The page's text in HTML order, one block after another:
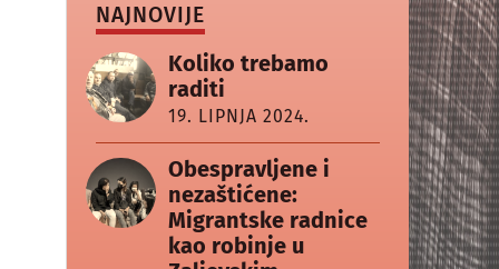
NAJNOVIJE
Koliko trebamo
raditi
19. LIPNJA 2024.
Obespravljene i
nezaštićene:
Migrantske radnice
kao robinje u